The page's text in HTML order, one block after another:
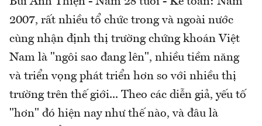
2007, rất nhiều tổ chức trong và ngoài nước
cùng nhận định thị trường chứng khoán Việt
Nam là "ngôi sao đang lên", nhiều tiềm năng
và triển vọng phát triển hơn so với nhiều thị
trường trên thế giới... Theo các diễn giả, yếu tố
"hơn" đó hiện nay như thế nào, và đâu là